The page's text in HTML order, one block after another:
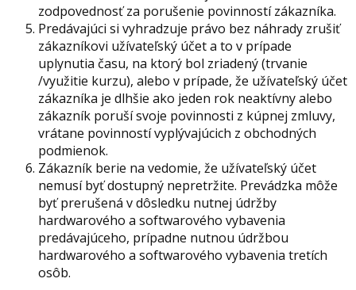
zodpovednosť za porušenie povinností zákazníka.
Predávajúci si vyhradzuje právo bez náhrady zrušiť
zákazníkovi užívateľský účet a to v prípade
uplynutia času, na ktorý bol zriadený (trvanie
/využitie kurzu), alebo v prípade, že užívateľský účet
zákazníka je dlhšie ako jeden rok neaktívny alebo
zákazník poruší svoje povinnosti z kúpnej zmluvy,
vrátane povinností vyplývajúcich z obchodných
podmienok.
Zákazník berie na vedomie, že užívateľský účet
nemusí byť dostupný nepretržite. Prevádzka môže
byť prerušená v dôsledku nutnej údržby
hardwarového a softwarového vybavenia
predávajúceho, prípadne nutnou údržbou
hardwarového a softwarového vybavenia tretích
osôb.